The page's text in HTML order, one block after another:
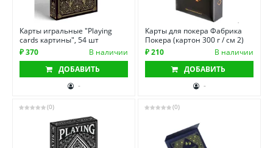
Карты игральные "Playing
cards картины", 54 шт
₽ 370
В наличии
ДОБАВИТЬ
-
Карты для покера Фабрика
Покера (картон 300 г / см 2)
₽ 210
В наличии
ДОБАВИТЬ
-
(0) (0)